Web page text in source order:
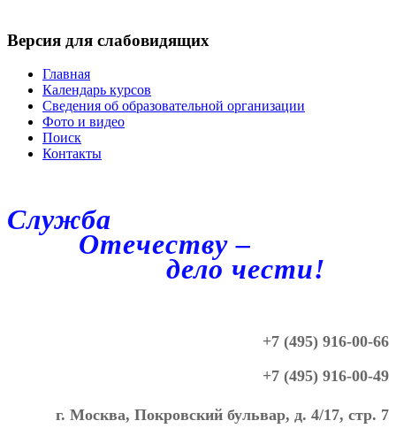
Версия для слабовидящих
Главная
Календарь курсов
Сведения об образовательной организации
Фото и видео
Поиск
Контакты
Служба
Отечеству –
дело чести!
+7 (495) 916-00-66
+7 (495) 916-00-49
г. Москва, Покровский бульвар, д. 4/17, стр. 7